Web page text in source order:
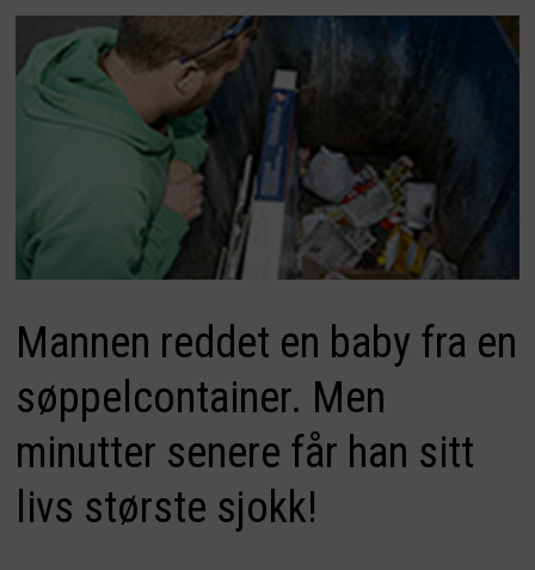
Mannen reddet en baby fra en
søppelcontainer. Men
minutter senere får han sitt
livs største sjokk!